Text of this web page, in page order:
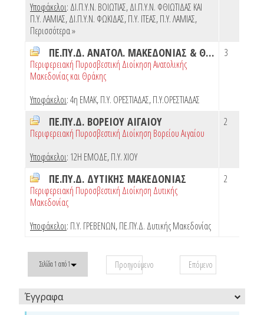
Υποφάκελοι: ΔΙ.Π.Υ.Ν. ΒΟΙΩΤΙΑΣ,ΔΙ.Π.Υ.Ν. ΦΘΙΩΤΙΔΑΣ ΚΑΙ
Π.Υ. ΛΑΜΙΑΣ,ΔΙ.Π.Υ.Ν. ΦΩΚΙΔΑΣ,Π.Υ. ΙΤΕΑΣ,Π.Υ. ΛΑΜΙΑΣ,
Περισσότερα »
ΠΕ.ΠΥ.Δ. ΑΝΑΤΟΛ. ΜΑΚΕΔΟΝΙΑΣ & ΘΡΑΚΗΣ
Περιφερειακή Πυροσβεστική Διοίκηση Ανατολικής
Μακεδονίας και Θράκης
Υποφάκελοι:4η ΕΜΑΚ,Π.Υ. ΟΡΕΣΤΙΑΔΑΣ,Π.Υ.ΟΡΕΣΤΙΑΔΑΣ
3
ΠΕ.ΠΥ.Δ. ΒΟΡΕΙΟΥ ΑΙΓΑΙΟΥ
Περιφερειακή Πυροσβεστική Διοίκηση Βορείου Αιγαίου
Υποφάκελοι: 12Η ΕΜΟΔΕ,Π.Υ. ΧΙΟΥ
2
ΠΕ.ΠΥ.Δ. ΔΥΤΙΚΗΣ ΜΑΚΕΔΟΝΙΑΣ
Περιφερειακή Πυροσβεστική Διοίκηση Δυτικής
Μακεδονίας
Υποφάκελοι: Π.Υ. ΓΡΕΒΕΝΩΝ,ΠΕ.ΠΥ.Δ. Δυτικής Μακεδονίας
2
Σελίδα 1 από 1 Προηγούμενο Επόμενο
Έγγραφα